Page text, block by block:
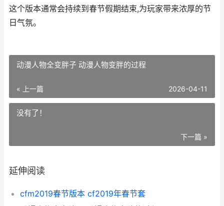
这个版本通常会持续到春节假期结束,为玩家带来浓厚的节
日气氛。
动漫人物全变胖子 动漫人物变胖的过程
« 上一篇 2026-04-11
没有了！
下一篇 »
延伸阅读
cfm2019春节版本 cf2019年春节套